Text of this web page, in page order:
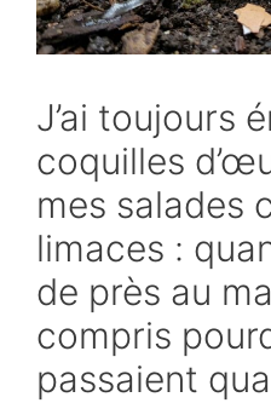
J’ai toujours
coquilles
mes salades
limaces :
de près au
compris
passaient